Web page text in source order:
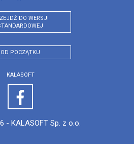
DO WERSJI
OD POCZĄTKU
KALASOFT
- KALASOFT Sp. z o.o.